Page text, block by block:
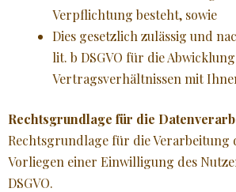
Verpflichtung besteht, sowie
Dies gesetzlich zulässig und
lit. b DSGVO für die
Vertragsverhältnissen mit
Rechtsgrundlage für die
Rechtsgrundlage für die Verarbeitung
Vorliegen einer Einwilligung des
DSGVO.